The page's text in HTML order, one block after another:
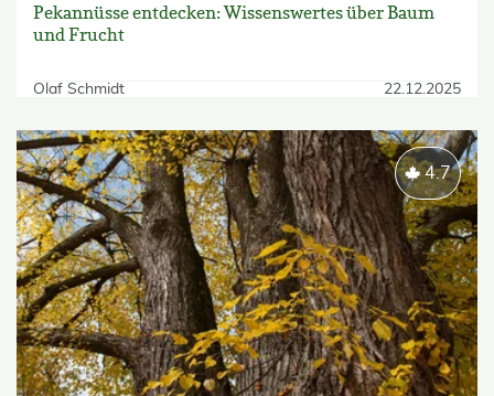
Pekannüsse entdecken: Wissenswertes über Baum
und Frucht
Olaf Schmidt 22.12.2025
4.7